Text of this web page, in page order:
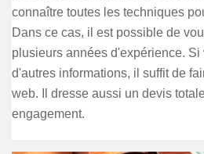
connaître toutes les techniques
Dans ce cas, il est possible de
plusieurs années d'expérience. Si
d'autres informations, il suffit de
web. Il dresse aussi un devis
engagement.